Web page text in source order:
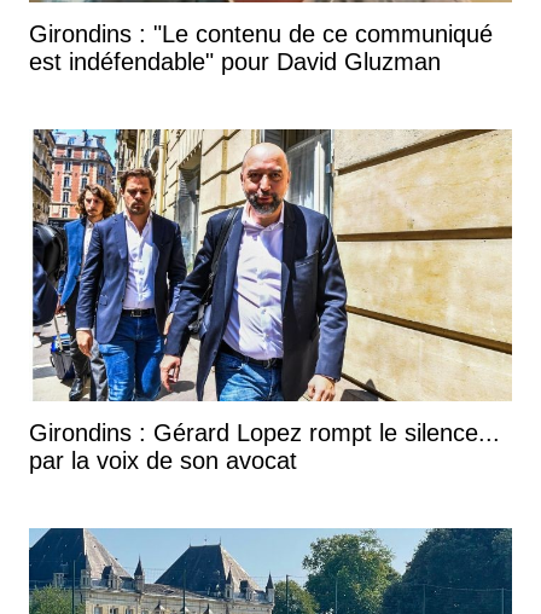
Girondins : "Le contenu de ce communiqué
est indéfendable" pour David Gluzman
Girondins : Gérard Lopez rompt le silence...
par la voix de son avocat